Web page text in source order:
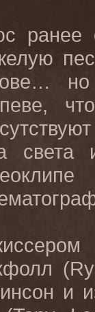
ранее
света
(
и